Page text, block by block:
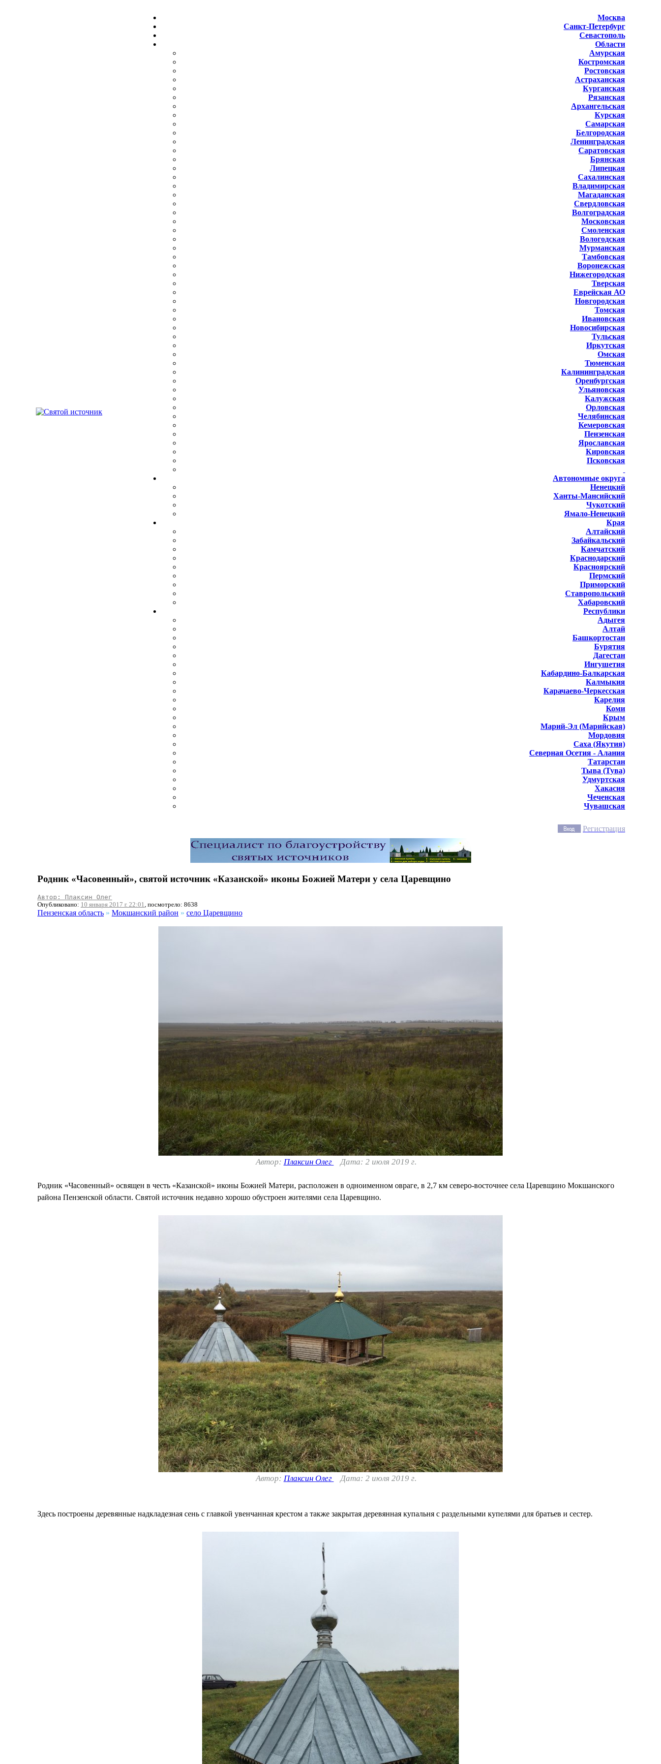
Москва
Санкт-Петербург
Севастополь
Области
Амурская
Костромская
Ростовская
Астраханская
Курганская
Рязанская
Архангельская
Курская
Самарская
Белгородская
Ленинградская
Саратовская
Брянская
Липецкая
Сахалинская
Владимирская
Магаданская
Свердловская
Волгоградская
Московская
Смоленская
Вологодская
Мурманская
Тамбовская
Воронежская
Нижегородская
Тверская
Еврейская АО
Новгородская
Томская
Ивановская
Новосибирская
Тульская
Иркутская
Омская
Тюменская
Калининградская
Оренбургская
Ульяновская
Калужская
Орловская
Челябинская
Кемеровская
Пензенская
Ярославская
Кировская
Псковская
Автономные округа
Ненецкий
Ханты-Мансийский
Чукотский
Ямало-Ненецкий
Края
Алтайский
Забайкальский
Камчатский
Краснодарский
Красноярский
Пермский
Приморский
Ставропольский
Хабаровский
Республики
Адыгея
Алтай
Башкортостан
Бурятия
Дагестан
Ингушетия
Кабардино-Балкарская
Калмыкия
Карачаево-Черкесская
Карелия
Коми
Крым
Марий-Эл (Марийская)
Мордовия
Саха (Якутия)
Северная Осетия - Алания
Татарстан
Тыва (Тува)
Удмуртская
Хакасия
Чеченская
Чувашская
Регистрация
Родник «Часовенный», святой источник «Казанской» иконы Божией Матери у села Царевщино
Автор: Плаксин Олег
Опубликовано: 10 января 2017 г. 22:01, посмотрело: 8638
Пензенская область » Мокшанский район » село Царевщино
Автор: Плаксин Олег Дата: 2 июля 2019 г.
Родник «Часовенный» освящен в честь «Казанской» иконы Божией Матери, расположен в одноименном овраге, в 2,7 км северо-восточнее села Царевщино Мокшанского
района Пензенской области. Святой источник недавно хорошо обустроен жителями села Царевщино.
Автор: Плаксин Олег Дата: 2 июля 2019 г.
Здесь построены деревянные надкладезная сень с главкой увенчанная крестом а также закрытая деревянная купальня с раздельными купелями для братьев и сестер.